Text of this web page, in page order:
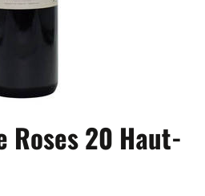
Roses 20 Haut-